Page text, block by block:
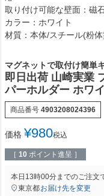
取り付け可能な壁面：磁
カラー：ホワイト
材質：本体/スチール(粉
マグネットで取付け簡単
即日出荷 山崎実業
パーホルダー ホワ
商品番号 4903208024396
価格 ¥980税込
［ 10 ポイント進呈 ］
本日 13時00分までのご注文
東京都お届け先を変更